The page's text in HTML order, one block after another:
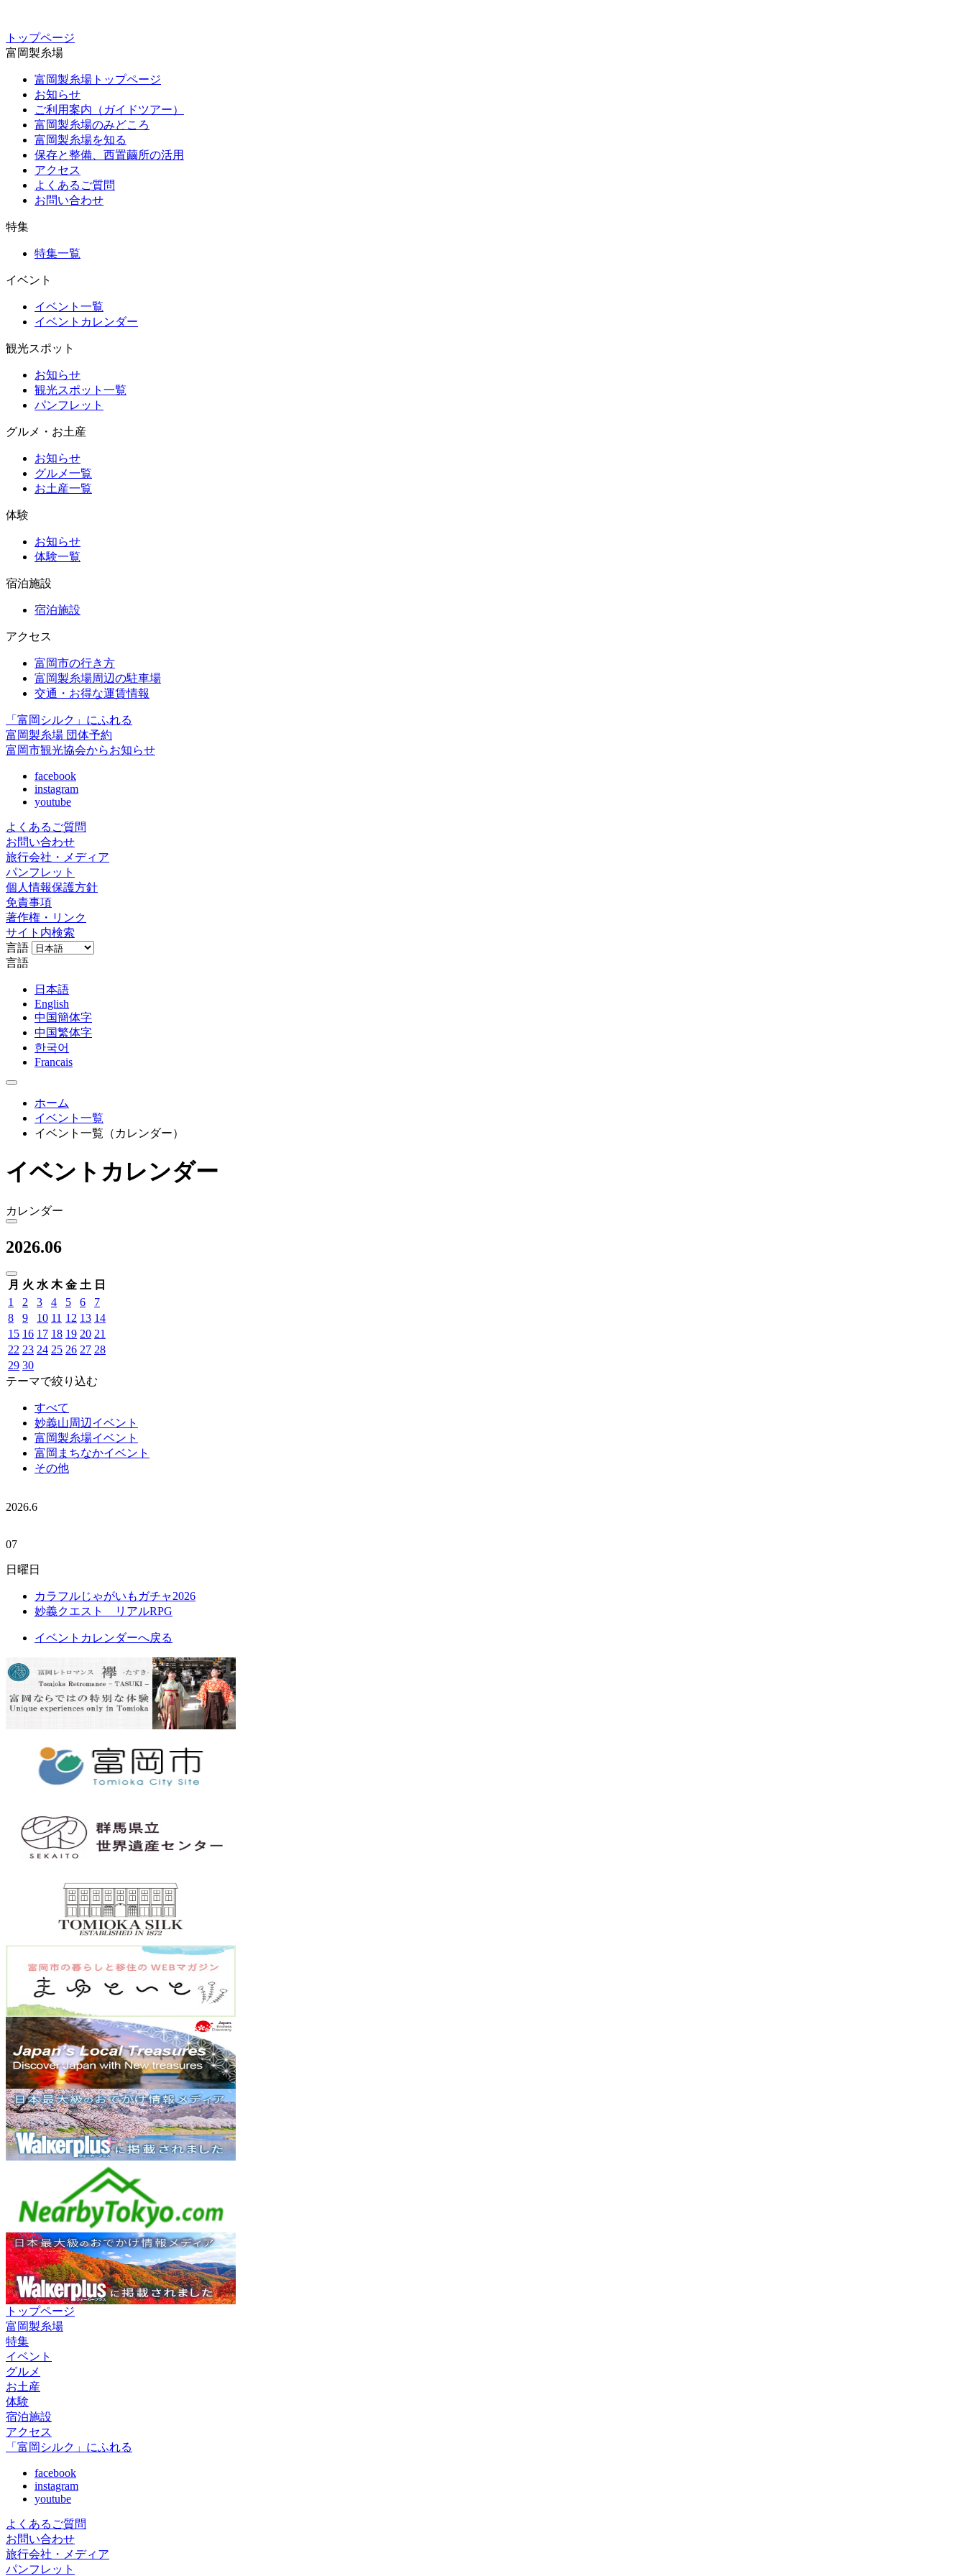
トップページ
富岡製糸場
富岡製糸場トップページ
お知らせ
ご利用案内（ガイドツアー）
富岡製糸場のみどころ
富岡製糸場を知る
保存と整備、西置繭所の活用
アクセス
よくあるご質問
お問い合わせ
特集
特集一覧
イベント
イベント一覧
イベントカレンダー
観光スポット
お知らせ
観光スポット一覧
パンフレット
グルメ・お土産
お知らせ
グルメ一覧
お土産一覧
体験
お知らせ
体験一覧
宿泊施設
宿泊施設
アクセス
富岡市の行き方
富岡製糸場周辺の駐車場
交通・お得な運賃情報
「富岡シルク」にふれる
富岡製糸場 団体予約
富岡市観光協会からお知らせ
facebook
instagram
youtube
よくあるご質問
お問い合わせ
旅行会社・メディア
パンフレット
個人情報保護方針
免責事項
著作権・リンク
サイト内検索
言語
言語
日本語
English
中国簡体字
中国繁体字
한국어
Francais
ホーム
イベント一覧
イベント一覧（カレンダー）
イベントカレンダー
カレンダー
2026.06
月 火 水 木 金 土 日
1
2 3 4 5 6
7
8
9 10 11 12 13 14
15 16 17 18 19 20 21
22 23 24 25 26 27 28
29 30
テーマで絞り込む
すべて
妙義山周辺イベント
富岡製糸場イベント
富岡まちなかイベント
その他
2026.6
07
日曜日
カラフルじゃがいもガチャ2026
妙義クエスト リアルRPG
イベントカレンダーへ戻る
トップページ
富岡製糸場
特集
イベント
グルメ
お土産
体験
宿泊施設
アクセス
「富岡シルク」にふれる
facebook
instagram
youtube
よくあるご質問
お問い合わせ
旅行会社・メディア
パンフレット